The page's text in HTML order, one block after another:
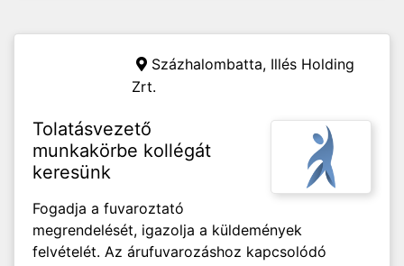
Százhalombatta, Illés Holding
Zrt.
Tolatásvezető
munkakörbe kollégát
keresünk
Fogadja a fuvaroztató
megrendelését, igazolja a küldemények
felvételét. Az árufuvarozáshoz kapcsolódó